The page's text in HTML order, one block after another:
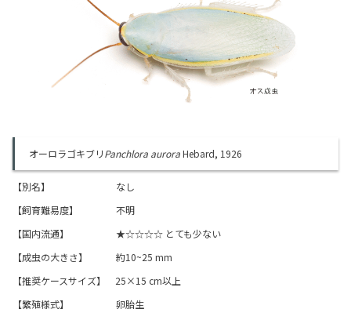
オーロラゴキブリPanchlora auroraHebard, 1926
【別名】 なし
【飼育難易度】 不明
【国内流通】 ★☆☆☆☆ とても少ない
【成虫の大きさ】 約10~25 mm
​【推奨ケースサイズ】 25×15 cm以上
【繁殖様式】 卵胎生